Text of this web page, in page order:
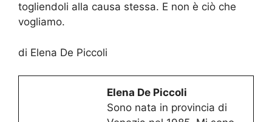
togliendoli alla causa stessa. E non è ciò che
vogliamo.
di Elena De Piccoli
Elena De Piccoli
Sono nata in provincia di